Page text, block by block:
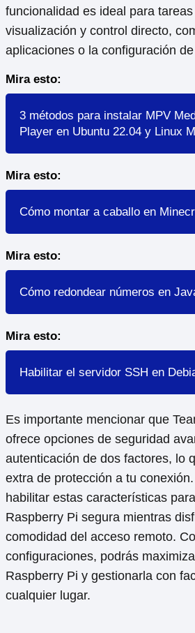
funcionalidad es ideal para
visualización y control directo,
aplicaciones o la configuración
Mira esto:
3 métodos para instalar MPV
Player en Ubuntu 22.04 y Linux
Mira esto:
Cómo montar a caballo en
Mira esto:
Cómo redondear números en
Mira esto:
Habilitar el servidor SSH en
Es importante mencionar que
ofrece opciones de seguridad
autenticación de dos factores, lo
extra de protección a tu
habilitar estas características
Raspberry Pi segura mientras
comodidad del acceso remoto.
configuraciones, podrás
Raspberry Pi y gestionarla con
cualquier lugar.